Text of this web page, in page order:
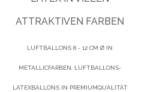
ATTRAKTIVEN FARBEN
LUFTBALLONS 8 - 12 CM Ø IN
METALLICFARBEN, LUFTBALLONS-
LATEXBALLONS IN PREMIUMQUALITÄT